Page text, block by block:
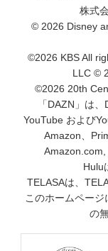
株式
© 2026 Disney
©2026 KBS All
LLC ©
©2026 20th
「DAZN」は
YouTube および
Amazon、
Amazon.com,
Hulu
TELASAは、
このホームペー
の